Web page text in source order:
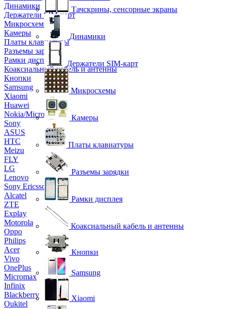
Динамики
Держатели SIM-карт
Микросхемы
Камеры
Платы клавиатуры
Разъемы зарядки
Рамки дисплея
Коаксиальный кабель и антенны
Кнопки
Samsung
Xiaomi
Huawei
Nokia/Microsoft
Sony
ASUS
HTC
Meizu
FLY
LG
Lenovo
Sony Ericsson
Alcatel
ZTE
Explay
Motorola
Oppo
Philips
Acer
Vivo
OnePlus
Micromax
Infinix
Blackberry
Oukitel
Тачскрины, сенсорные экраны
Динамики
Держатели SIM-карт
Микросхемы
Камеры
Платы клавиатуры
Разъемы зарядки
Рамки дисплея
Коаксиальный кабель и антенны
Кнопки
Samsung
Xiaomi